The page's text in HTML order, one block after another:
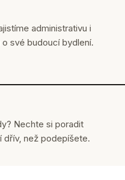
administrativu i
své budoucí bydlení.
Nechte si poradit
dřív, než podepíšete.